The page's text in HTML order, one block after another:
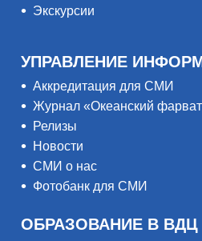
Экскурсии
УПРАВЛЕНИЕ
Аккредитация для СМИ
Журнал «Океанский
Релизы
Новости
СМИ о нас
Фотобанк для СМИ
ОБРАЗОВАНИЕ В ВДЦ